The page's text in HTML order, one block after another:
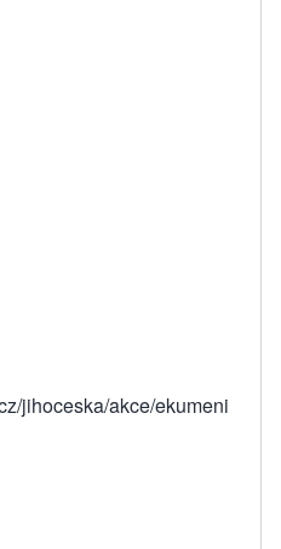
jihoceska/akce/ekumeni